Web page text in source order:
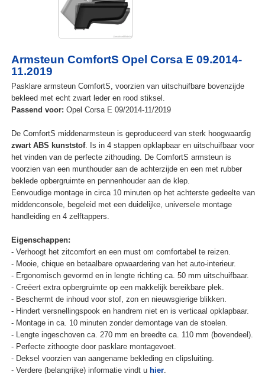
Armsteun ComfortS Opel Corsa E 09.2014-
11.2019
Pasklare armsteun ComfortS, voorzien van uitschuifbare bovenzijde
bekleed met echt zwart leder en rood stiksel.
Passend voor: Opel Corsa E 09/2014-11/2019
De ComfortS middenarmsteun is geproduceerd van sterk hoogwaardig
zwart ABS kunststof. Is in 4 stappen opklapbaar en uitschuifbaar voor
het vinden van de perfecte zithouding. De ComfortS armsteun is
voorzien van een munthouder aan de achterzijde en een met rubber
beklede opbergruimte en pennenhouder aan de klep.
Eenvoudige montage in circa 10 minuten op het achterste gedeelte van
middenconsole, begeleid met een duidelijke, universele montage
handleiding en 4 zelftappers.
Eigenschappen:
- Verhoogt het zitcomfort en een must om comfortabel te reizen.
- Mooie, chique en betaalbare opwaardering van het auto-interieur.
- Ergonomisch gevormd en in lengte richting ca. 50 mm uitschuifbaar.
- Creëert extra opbergruimte op een makkelijk bereikbare plek.
- Beschermt de inhoud voor stof, zon en nieuwsgierige blikken.
- Hindert versnellingspook en handrem niet en is verticaal opklapbaar.
- Montage in ca. 10 minuten zonder demontage van de stoelen.
- Lengte ingeschoven ca. 270 mm en breedte ca. 110 mm (bovendeel).
- Perfecte zithoogte door pasklare montagevoet.
- Deksel voorzien van aangename bekleding en clipsluiting.
- Verdere (belangrijke) informatie vindt u hier.